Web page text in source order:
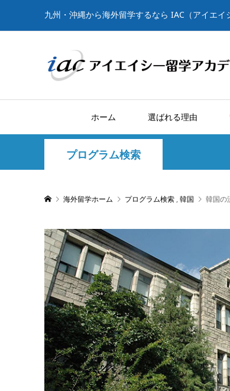
九州・沖縄から海外留学するなら IAC（アイエイ
ホーム 選ばれる理由
プログラム検索
海外留学ホーム プログラム検索 ,韓国 韓国の